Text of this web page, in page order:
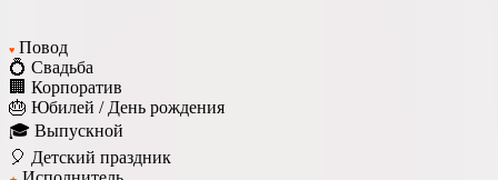
♥ Повод
💍 Свадьба
🏢 Корпоратив
🎂 Юбилей / День рождения
🎓 Выпускной
🎈 Детский праздник